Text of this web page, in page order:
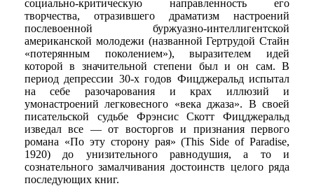
социально-критическую направленность его
творчества, отразившего драматизм настроений
послевоенной буржуазно-интеллигентской
американской молодежи (названной Гертрудой Стайн
«потерянным поколением»), выразителем идей
которой в значительной степени был и он сам. В
период депрессии 30-х годов Фицджеральд испытал
на себе разочарования и крах иллюзий и
умонастроений легковесного «века джаза». В своей
писательской судьбе Фрэнсис Скотт Фицджеральд
изведал все — от восторгов и признания первого
романа «По эту сторону рая» (This Side of Paradise,
1920) до унизительного равнодушия, а то и
сознательного замалчивания достоинств целого ряда
последующих книг.